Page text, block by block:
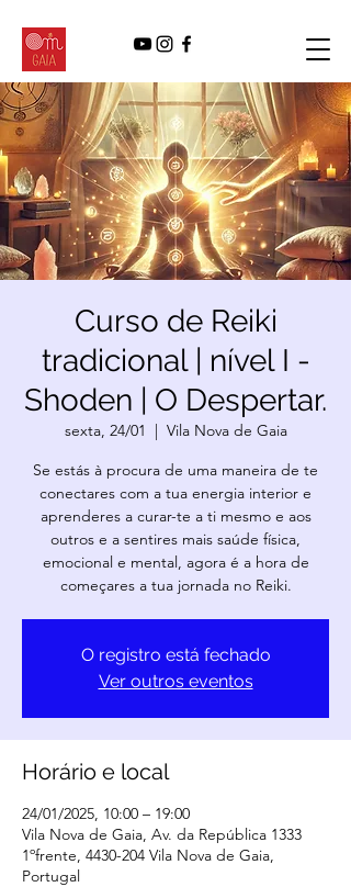
Curso de Reiki
tradicional | nível I -
Shoden | O Despertar.
sexta, 24/01
  |
Vila Nova de Gaia
Se estás à procura de uma maneira de te
conectares com a tua energia interior e
aprenderes a curar-te a ti mesmo e aos
outros e a sentires mais saúde física,
emocional e mental, agora é a hora de
começares a tua jornada no Reiki.
O registro está fechado
Ver outros eventos
Horário e local
24/01/2025, 10:00 – 19:00
Vila Nova de Gaia, Av. da República 1333
1ºfrente, 4430-204 Vila Nova de Gaia,
Portugal